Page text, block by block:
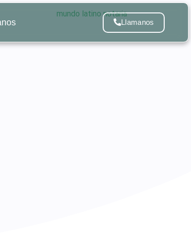
Llamanos